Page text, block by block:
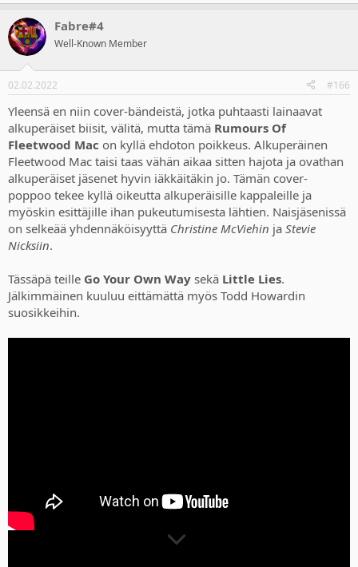
Fabre#4
Well-Known Member
02.02.2022 #166
Yleensä en niin cover-bändeistä, jotka puhtaasti lainaavat
alkuperäiset biisit, välitä, mutta tämä Rumours Of
Fleetwood Mac on kyllä ehdoton poikkeus. Alkuperäinen
Fleetwood Mac taisi taas vähän aikaa sitten hajota ja ovathan
alkuperäiset jäsenet hyvin iäkkäitäkin jo. Tämän cover-
poppoo tekee kyllä oikeutta alkuperäisille kappaleille ja
myöskin esittäjille ihan pukeutumisesta lähtien. Naisjäsenissä
on selkeää yhdennäköisyyttä Christine McViehin ja Stevie
Nicksiin.
Tässäpä teille Go Your Own Way sekä Little Lies.
Jälkimmäinen kuuluu eittämättä myös Todd Howardin
suosikkeihin.